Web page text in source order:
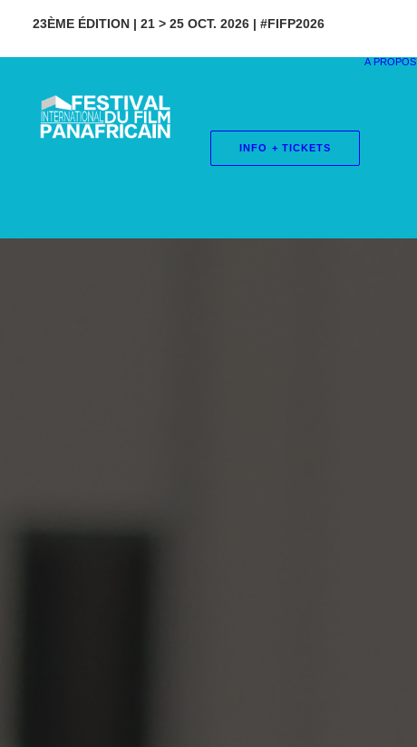
23ÈME ÉDITION | 21 > 25 OCT. 2026 | #FIFP2026
INFO + TICKETS
À PROPOS